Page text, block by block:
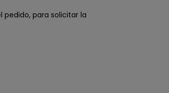
pedido, para solicitar la